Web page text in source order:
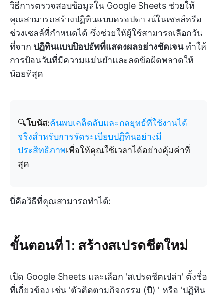
วิธีการตรวจสอบข้อมูลใน Google Sheets ช่วยให้
คุณสามารถสร้างปฏิทินแบบดรอปดาวน์ในเซลล์หรือ
ช่วงเซลล์ที่กำหนดได้ ซึ่งช่วยให้ผู้ใช้สามารถเลือกวัน
ที่จาก ปฏิทินแบบป๊อปอัพที่แสดงผลอย่างชัดเจนทำให้
การป้อนวันที่มีความแม่นยำและลดข้อผิดพลาดให้
น้อยที่สุด
🔍โบนัส:ค้นพบเคล็ดลับและกลยุทธ์ที่ใช้งานได้
จริงสำหรับการจัดระเบียบปฏิทินอย่างมี
ประสิทธิภาพเพื่อให้คุณใช้เวลาได้อย่างคุ้มค่าที่
สุด
นี่คือวิธีที่คุณสามารถทำได้:
ขั้นตอนที่ 1: สร้างสเปรดชีตใหม่
เปิด Google Sheets และเลือก 'สเปรดชีตเปล่า' ตั้งชื่อ
ที่เกี่ยวข้อง เช่น 'ตัวติดตามกิจกรรม (ปี) ' หรือ 'ปฏิทิน